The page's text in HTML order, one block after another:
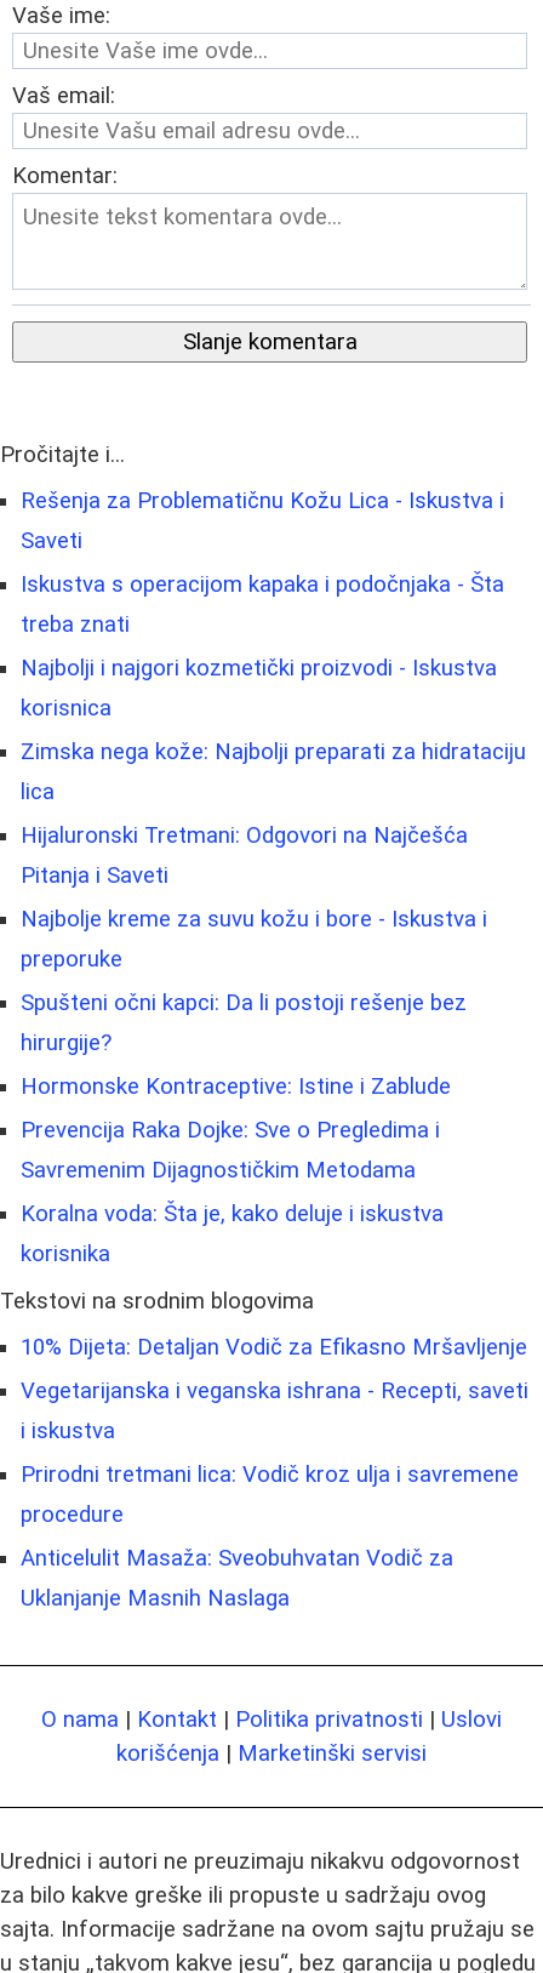
Vaše ime:
Vaš email:
Komentar:
Slanje komentara
Pročitajte i...
Rešenja za Problematičnu Kožu Lica - Iskustva i
Saveti
Iskustva s operacijom kapaka i podočnjaka - Šta
treba znati
Najbolji i najgori kozmetički proizvodi - Iskustva
korisnica
Zimska nega kože: Najbolji preparati za hidrataciju
lica
Hijaluronski Tretmani: Odgovori na Najčešća
Pitanja i Saveti
Najbolje kreme za suvu kožu i bore - Iskustva i
preporuke
Spušteni očni kapci: Da li postoji rešenje bez
hirurgije?
Hormonske Kontraceptive: Istine i Zablude
Prevencija Raka Dojke: Sve o Pregledima i
Savremenim Dijagnostičkim Metodama
Koralna voda: Šta je, kako deluje i iskustva
korisnika
Tekstovi na srodnim blogovima
10% Dijeta: Detaljan Vodič za Efikasno Mršavljenje
Vegetarijanska i veganska ishrana - Recepti, saveti
i iskustva
Prirodni tretmani lica: Vodič kroz ulja i savremene
procedure
Anticelulit Masaža: Sveobuhvatan Vodič za
Uklanjanje Masnih Naslaga
O nama | Kontakt | Politika privatnosti | Uslovi
korišćenja | Marketinški servisi
Urednici i autori ne preuzimaju nikakvu odgovornost
za bilo kakve greške ili propuste u sadržaju ovog
sajta. Informacije sadržane na ovom sajtu pružaju se
u stanju „takvom kakve jesu“, bez garancija u pogledu